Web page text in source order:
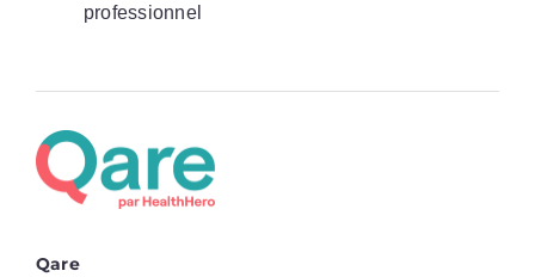
professionnel
Qare